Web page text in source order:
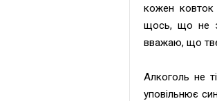
кожен
щось, що не
вважаю, що
Алкоголь не
уповільнює